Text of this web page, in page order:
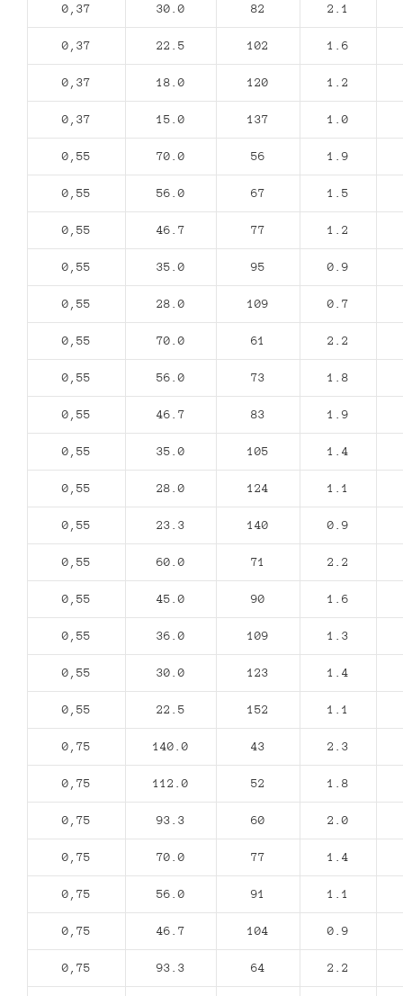
0,37 30.0 82 2.1
0,37 22.5 102 1.6
0,37 18.0 120 1.2
0,37 15.0 137 1.0
0,55 70.0 56 1.9
0,55 56.0 67 1.5
0,55 46.7 77 1.2
0,55 35.0 95 0.9
0,55 28.0 109 0.7
0,55 70.0 61 2.2
0,55 56.0 73 1.8
0,55 46.7 83 1.9
0,55 35.0 105 1.4
0,55 28.0 124 1.1
0,55 23.3 140 0.9
0,55 60.0 71 2.2
0,55 45.0 90 1.6
0,55 36.0 109 1.3
0,55 30.0 123 1.4
0,55 22.5 152 1.1
0,75 140.0 43 2.3
0,75 112.0 52 1.8
0,75 93.3 60 2.0
0,75 70.0 77 1.4
0,75 56.0 91 1.1
0,75 46.7 104 0.9
0,75 93.3 64 2.2